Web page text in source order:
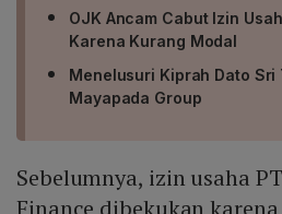
OJK Ancam Cabut Izin
Karena Kurang Modal
Menelusuri Kiprah Dato Sri
Mayapada Group
Sebelumnya, izin usaha
Finance dibekukan